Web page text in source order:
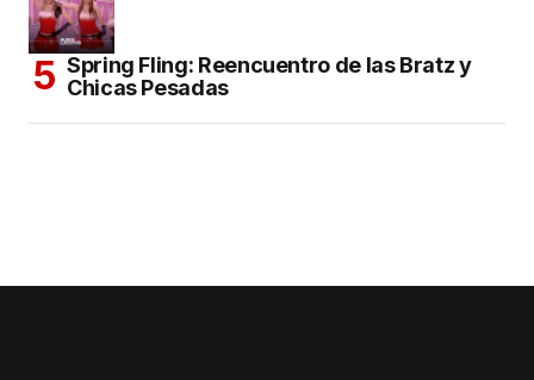
Spring Fling: Reencuentro de las Bratz y
Chicas Pesadas